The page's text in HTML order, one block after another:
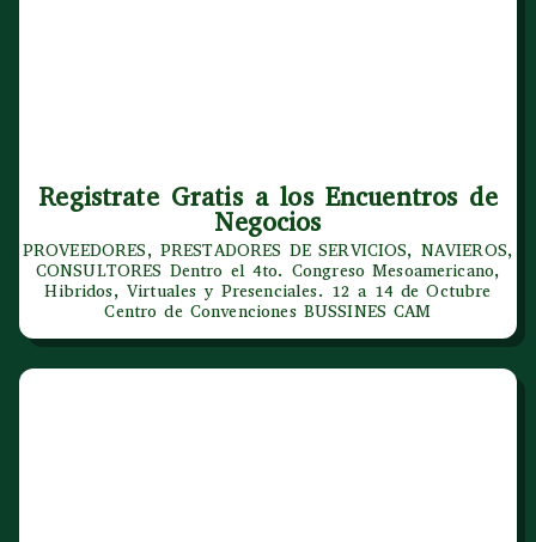
Registrate Gratis a los Encuentros de
Negocios
PROVEEDORES, PRESTADORES DE SERVICIOS, NAVIEROS,
CONSULTORES Dentro el 4to. Congreso Mesoamericano,
Hibridos, Virtuales y Presenciales. 12 a 14 de Octubre
Centro de Convenciones BUSSINES CAM